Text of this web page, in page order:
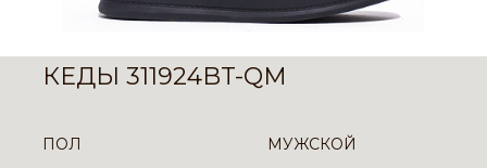
КЕДЫ 311924BT-QM
ПОЛ МУЖСКОЙ